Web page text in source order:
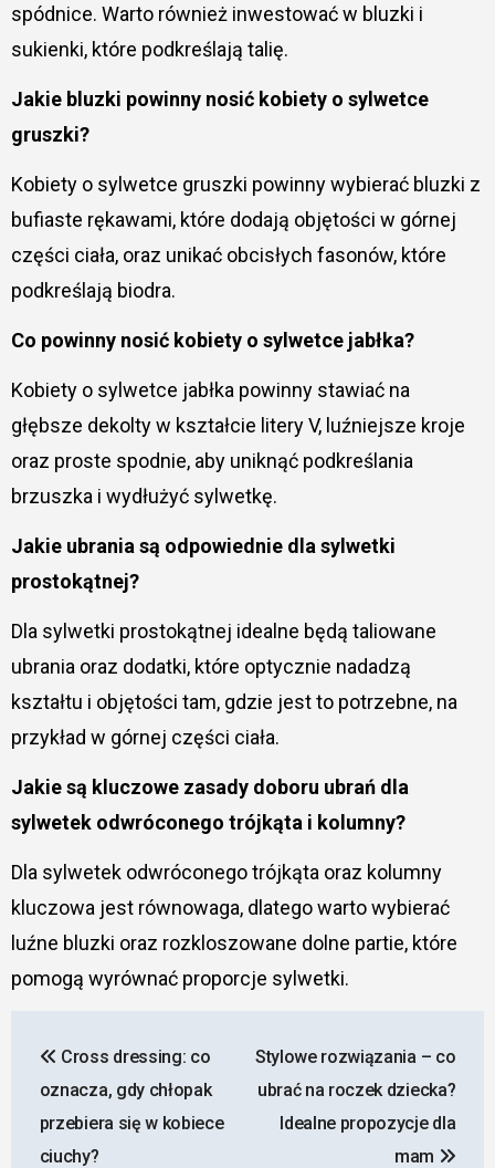
spódnice. Warto również inwestować w bluzki i
sukienki, które podkreślają talię.
Jakie bluzki powinny nosić kobiety o sylwetce
gruszki?
Kobiety o sylwetce gruszki powinny wybierać bluzki z
bufiaste rękawami, które dodają objętości w górnej
części ciała, oraz unikać obcisłych fasonów, które
podkreślają biodra.
Co powinny nosić kobiety o sylwetce jabłka?
Kobiety o sylwetce jabłka powinny stawiać na
głębsze dekolty w kształcie litery V, luźniejsze kroje
oraz proste spodnie, aby uniknąć podkreślania
brzuszka i wydłużyć sylwetkę.
Jakie ubrania są odpowiednie dla sylwetki
prostokątnej?
Dla sylwetki prostokątnej idealne będą taliowane
ubrania oraz dodatki, które optycznie nadadzą
kształtu i objętości tam, gdzie jest to potrzebne, na
przykład w górnej części ciała.
Jakie są kluczowe zasady doboru ubrań dla
sylwetek odwróconego trójkąta i kolumny?
Dla sylwetek odwróconego trójkąta oraz kolumny
kluczowa jest równowaga, dlatego warto wybierać
luźne bluzki oraz rozkloszowane dolne partie, które
pomogą wyrównać proporcje sylwetki.
wpisu
Cross dressing: co
oznacza, gdy chłopak
przebiera się w kobiece
ciuchy?
Stylowe rozwiązania – co
ubrać na roczek dziecka?
Idealne propozycje dla
mam